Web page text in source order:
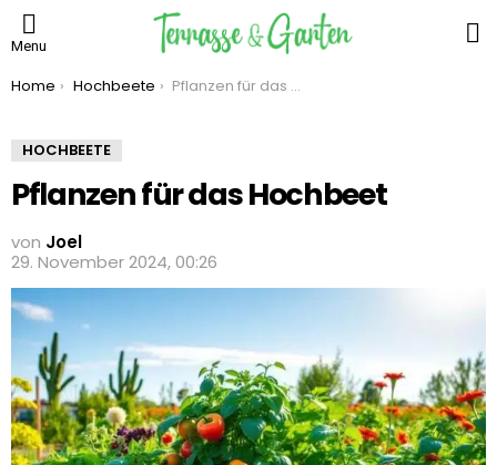
Menu
You are here:
Home Hochbeete Pflanzen für das Hochbeet
HOCHBEETE
Pflanzen für das Hochbeet
von Joel
29. November 2024, 00:26